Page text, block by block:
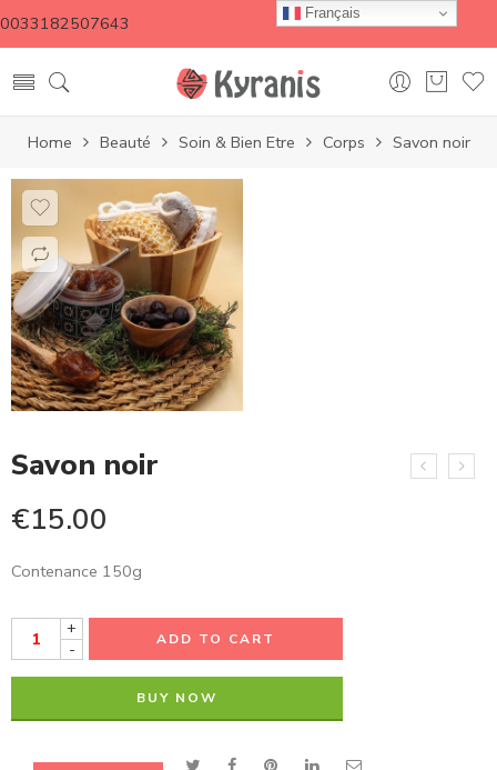
0033182507643
Home Beauté Soin & Bien Etre Corps Savon noir
Savon noir
€15.00
Contenance 150g
+
-
ADD TO CART
BUY NOW
Français